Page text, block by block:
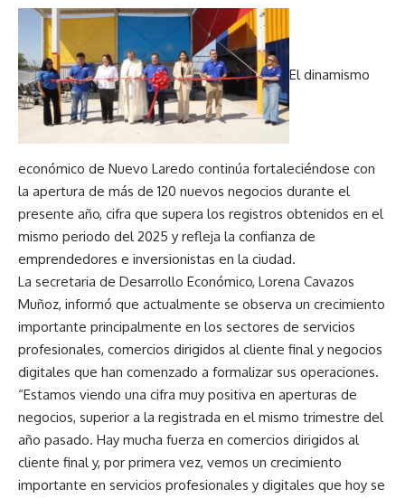
El dinamismo
económico de Nuevo Laredo continúa fortaleciéndose con
la apertura de más de 120 nuevos negocios durante el
presente año, cifra que supera los registros obtenidos en el
mismo periodo del 2025 y refleja la confianza de
emprendedores e inversionistas en la ciudad.
La secretaria de Desarrollo Económico, Lorena Cavazos
Muñoz, informó que actualmente se observa un crecimiento
importante principalmente en los sectores de servicios
profesionales, comercios dirigidos al cliente final y negocios
digitales que han comenzado a formalizar sus operaciones.
“Estamos viendo una cifra muy positiva en aperturas de
negocios, superior a la registrada en el mismo trimestre del
año pasado. Hay mucha fuerza en comercios dirigidos al
cliente final y, por primera vez, vemos un crecimiento
importante en servicios profesionales y digitales que hoy se